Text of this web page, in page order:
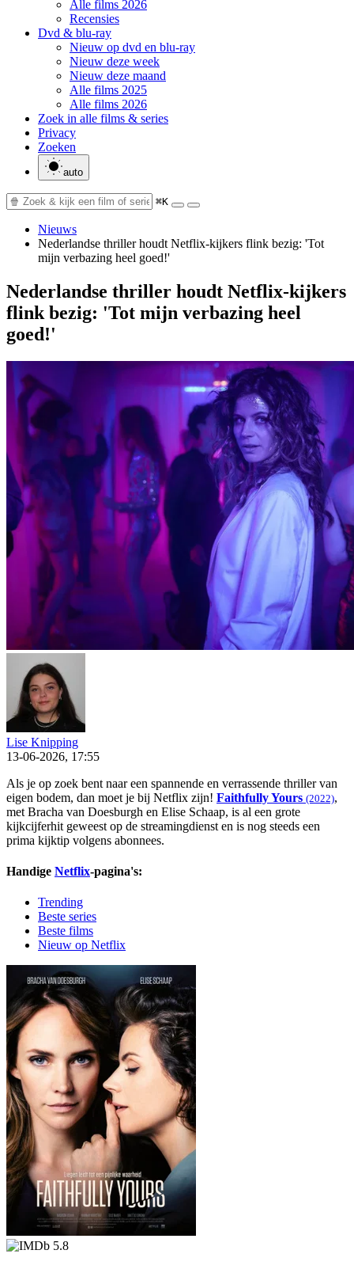
Alle films 2026
Recensies
Dvd & blu-ray
Nieuw op dvd en blu-ray
Nieuw deze week
Nieuw deze maand
Alle films 2025
Alle films 2026
Zoek in alle films & series
Privacy
Zoeken
auto
⌘K
Nieuws
Nederlandse thriller houdt Netflix-kijkers flink bezig: 'Tot
mijn verbazing heel goed!'
Nederlandse thriller houdt Netflix-kijkers
flink bezig: 'Tot mijn verbazing heel
goed!'
Lise Knipping
13-06-2026, 17:55
Als je op zoek bent naar een spannende en verrassende thriller van
eigen bodem, dan moet je bij Netflix zijn! Faithfully Yours (2022),
met Bracha van Doesburgh en Elise Schaap, is al een grote
kijkcijferhit geweest op de streamingdienst en is nog steeds een
prima kijktip volgens abonnees.
Handige Netflix-pagina's:
Trending
Beste series
Beste films
Nieuw op Netflix
5.8